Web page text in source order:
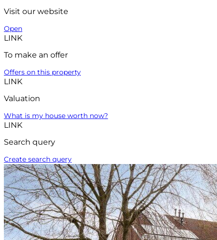
Visit our website
Open
LINK
To make an offer
Offers on this property
LINK
Valuation
What is my house worth now?
LINK
Search query
Create search query